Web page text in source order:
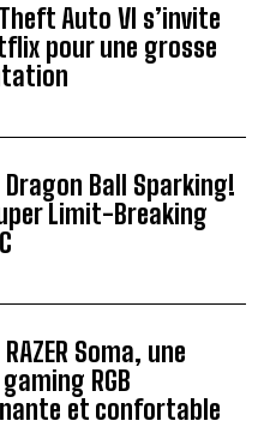
Auto VI s’invite
pour une grosse
Dragon Ball Sparking!
Limit-Breaking
Soma, une
RGB
et confortable